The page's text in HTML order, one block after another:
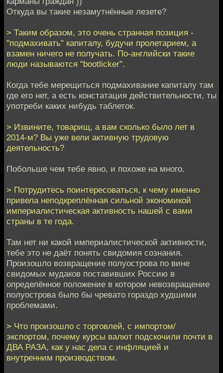
Откуда вы такие незамутнённые лезете?
> Таким образом, это очень странная позиция -
"подмахивать" капиталу, будучи пролетарием, а
взамен ничего не получать. По-английски такие
люди называются "bootlicker".
Когда тебе мерещиться подмахивание капиталу там
где его нет, а есть констатация действительности, ты
употреби каких нибудь таблеток.
> Извините, товарищ, а вам сколько было лет в
2014-м? Вы уже вели активную трудовую
деятельность?
Побольше чем тебе явно, и похоже на много.
> Потрудитесь поинтересоваться, к чему именно
привела неподкреплённая сильной экономикой
империалистическая активность нашей с вами
страны в те года.
Там нет ни какой империалистической активности,
тебе это не даёт понять свидомия сознания.
Произошло возвращение полуострова по вине
свидомых мудаков поставивших Россию в
определённое положение в котором невозвращение
полуострова было бы чревато гораздо худшими
проблемами.
> Что произошло с торговлей, с импортом/
экспортом, почему курсы валют подскочили почти в
ДВА РАЗА, как у нас дела с инфляцией и
внутренним производством.